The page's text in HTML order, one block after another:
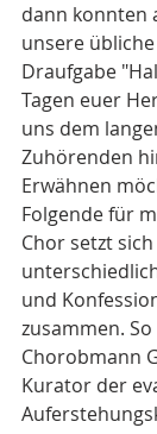
dann konnten
unsere
Draufgabe
Tagen euer
uns dem
Zuhörenden
Erwähnen
Folgende für
Chor setzt
und
zusammen.
Chorobmann
Kurator der